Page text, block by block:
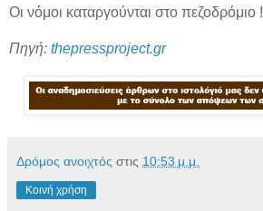
Οι νόμοι καταργούνται στο πεζοδρόμιο !
Πηγή: thepressproject.gr
Δρόμος ανοιχτός στις 10:53 μ.μ.
Κοινή χρήση